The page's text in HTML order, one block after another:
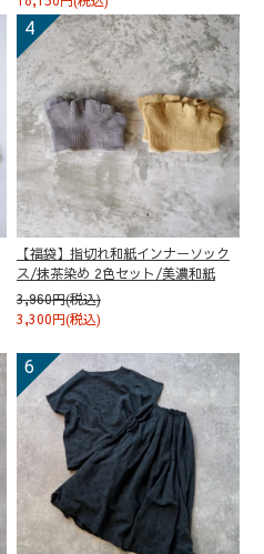
【福袋】指切れ和紙インナーソック
ス/抹茶染め 2色セット/美濃和紙
3,960円(税込)
3,300円(税込)